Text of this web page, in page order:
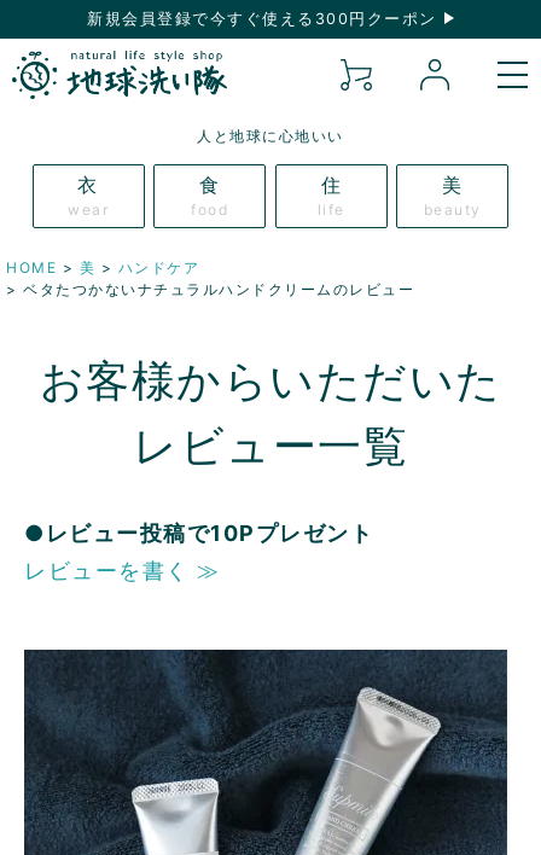
新規会員登録で今すぐ使える300円クーポン
人と地球に心地いい
衣
wear
食
food
住
life
美
beauty
HOME 美
ハンドケア
ベタたつかないナチュラルハンドクリームのレビュー
お客様からいただいた
レビュー一覧
●レビュー投稿で10Pプレゼント
レビューを書く ≫